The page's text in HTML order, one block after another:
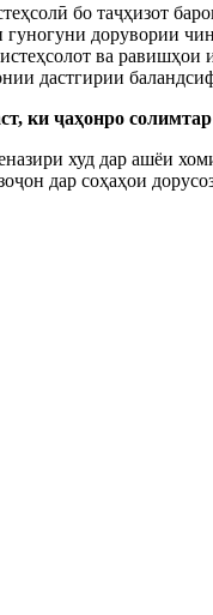
бо таҷҳизот
дорувории
ва
дастгирии
ки ҷаҳонро
худ дар ашёи
дар соҳаҳои